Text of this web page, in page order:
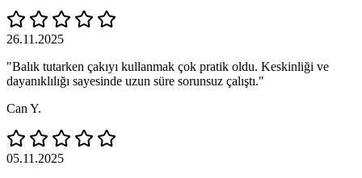
26.11.2025
"Balık tutarken çakıyı kullanmak çok pratik oldu. Keskinliği ve
dayanıklılığı sayesinde uzun süre sorunsuz çalıştı."
Can Y.
05.11.2025